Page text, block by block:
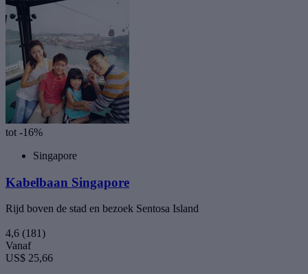
tot -16%
Singapore
Kabelbaan Singapore
Rijd boven de stad en bezoek Sentosa Island
4,6 (181)
Vanaf
US$ 25,66